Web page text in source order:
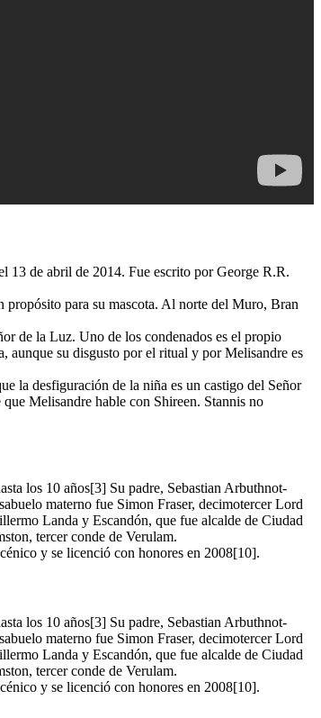
13 de abril de 2014. Fue escrito por George R.R.
propósito para su mascota. Al norte del Muro, Bran
de la Luz. Uno de los condenados es el propio
aunque su disgusto por el ritual y por Melisandre es
la desfiguración de la niña es un castigo del Señor
Melisandre hable con Shireen. Stannis no
los 10 años[3] Su padre, Sebastian Arbuthnot-
materno fue Simon Fraser, decimotercer Lord
Landa y Escandón, que fue alcalde de Ciudad
tercer conde de Verulam.
y se licenció con honores en 2008[10].
los 10 años[3] Su padre, Sebastian Arbuthnot-
materno fue Simon Fraser, decimotercer Lord
Landa y Escandón, que fue alcalde de Ciudad
tercer conde de Verulam.
y se licenció con honores en 2008[10].